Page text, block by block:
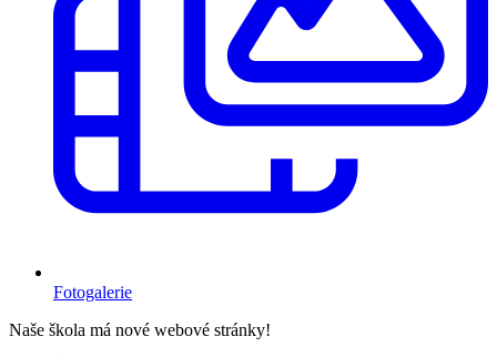
Fotogalerie
Naše škola má nové webové stránky!